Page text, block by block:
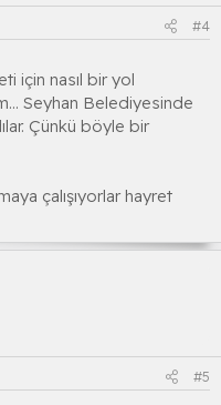
#4
için nasıl bir yol
Seyhan Belediyesinde
Çünkü böyle bir
çalışıyorlar hayret
#5